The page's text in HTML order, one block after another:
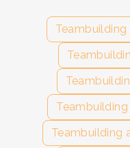
Teambuilding